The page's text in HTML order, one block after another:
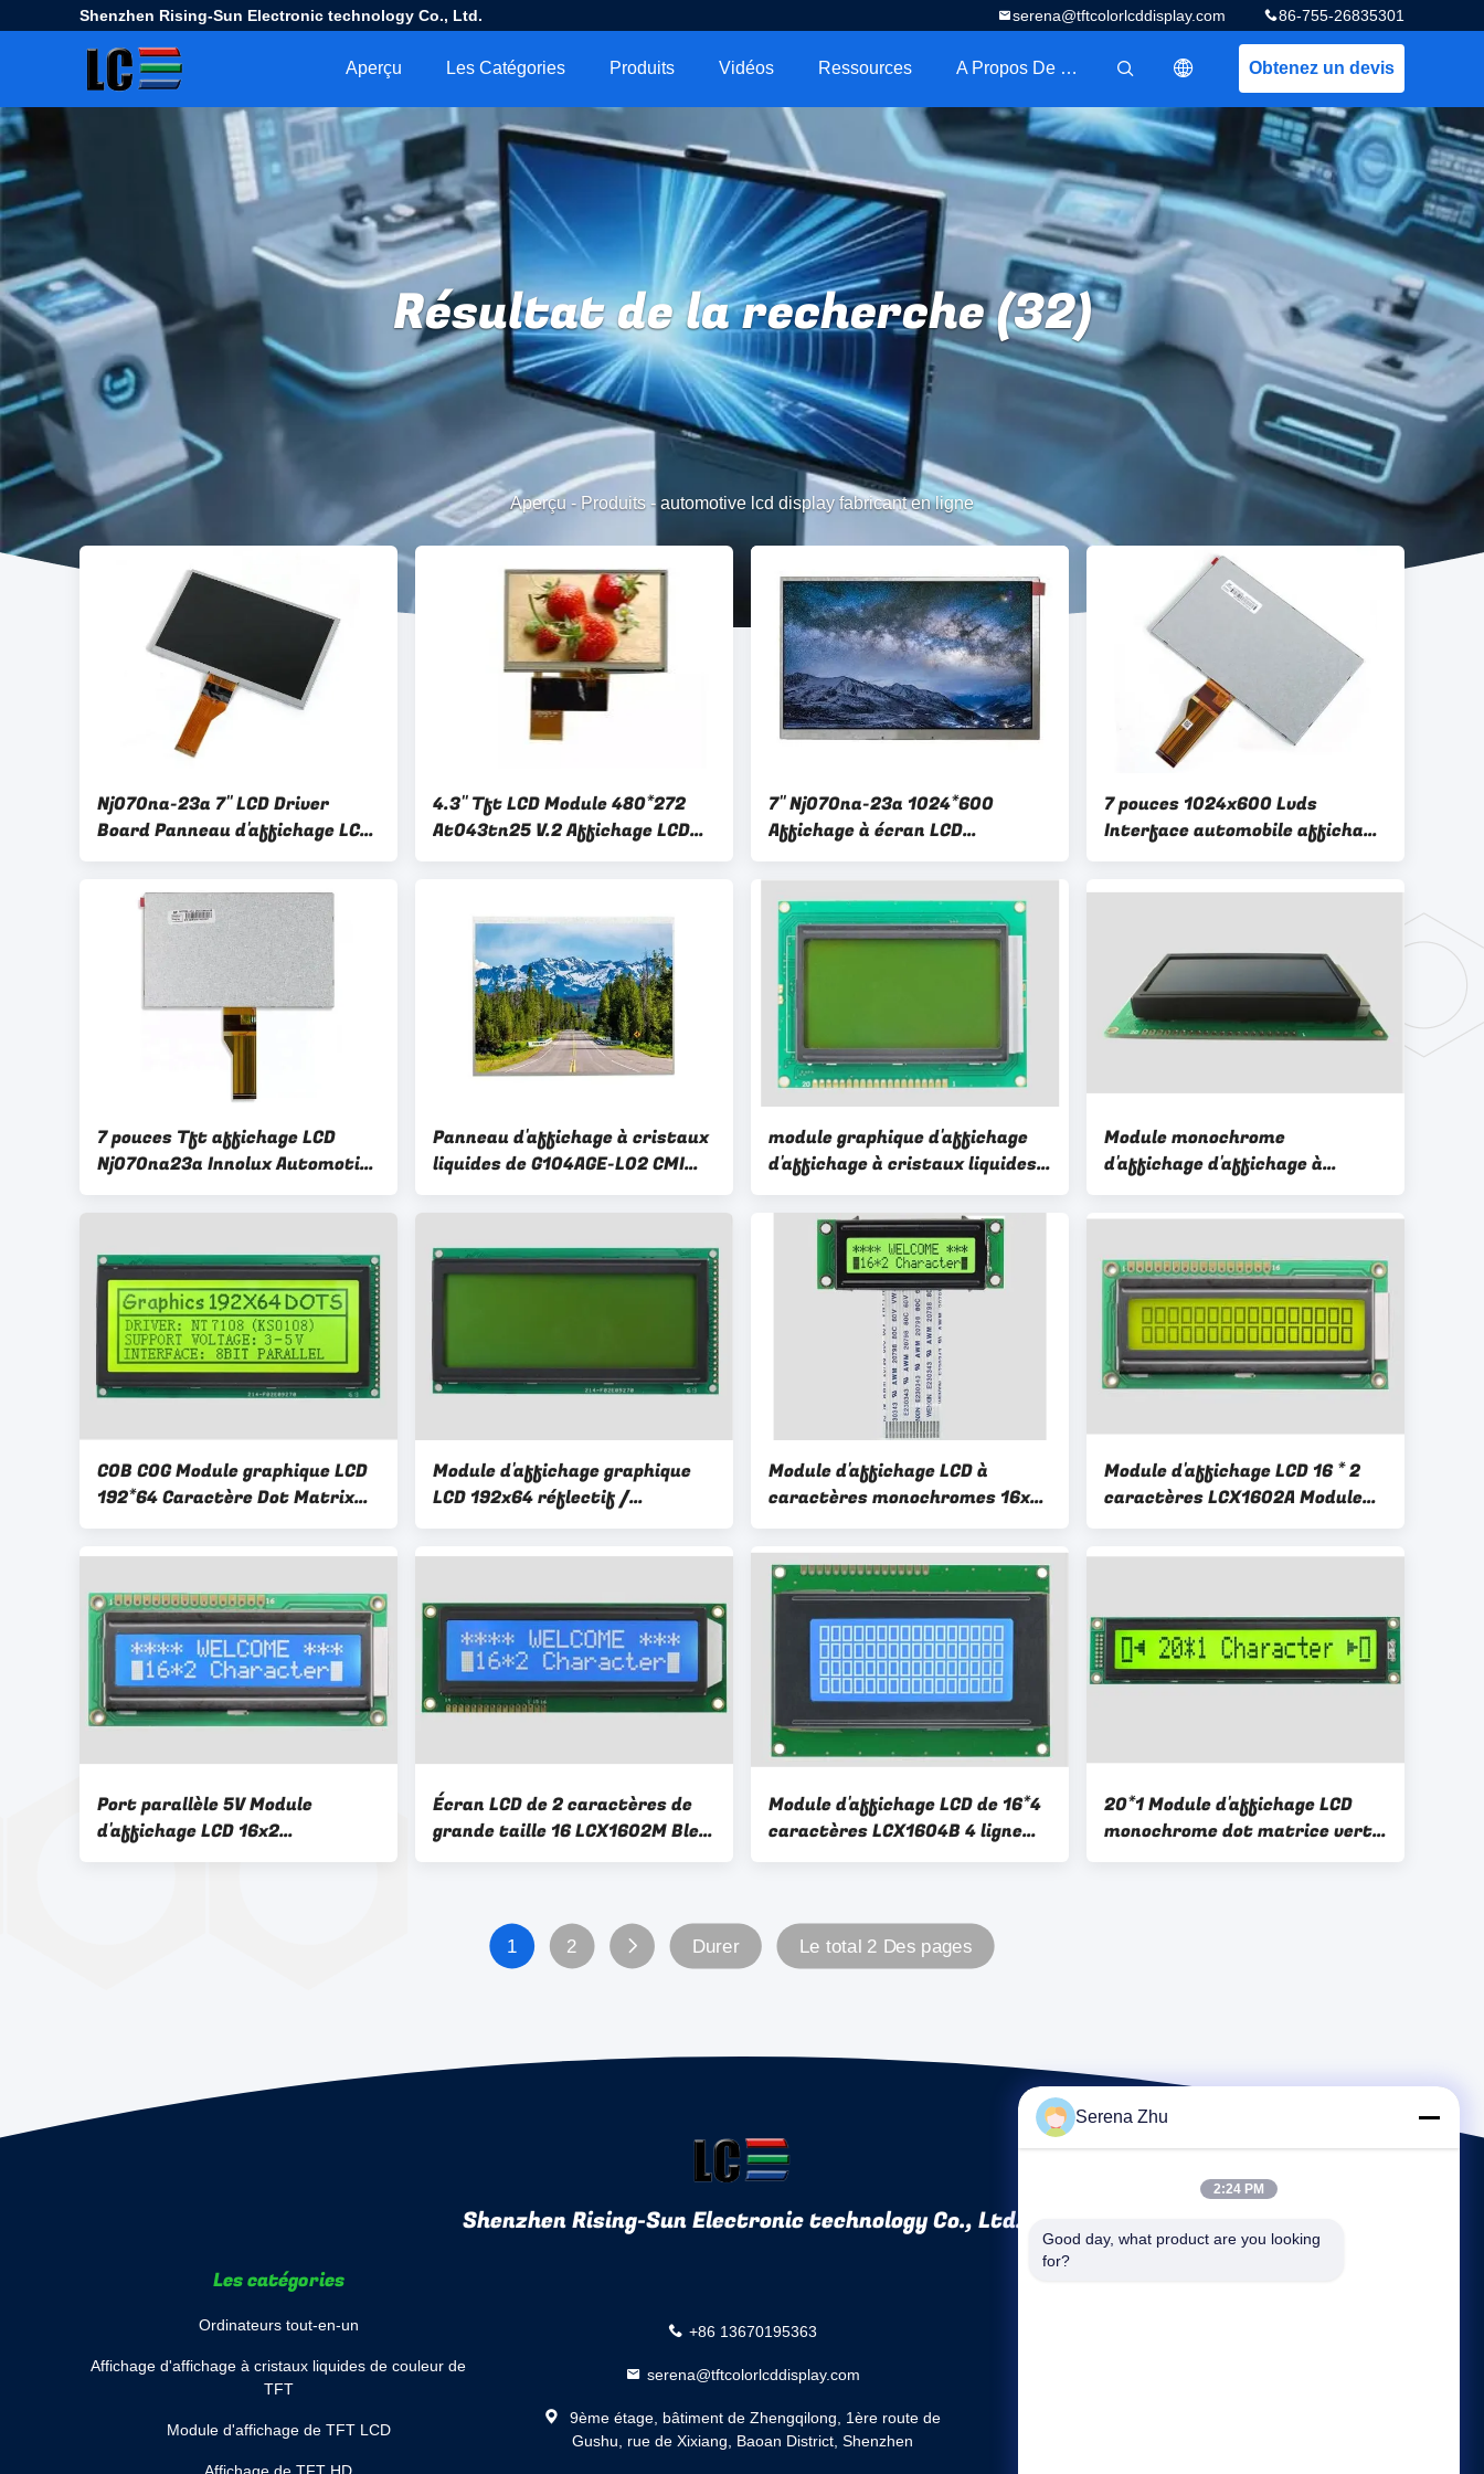
Shenzhen Rising-Sun Electronic technology Co., Ltd. 86-755-26835301
serena@tftcolorlcddisplay.com
Obtenez un devis
描述
Aperçu Les Catégories Produits Vidéos Ressources A Propos De Nous
Résultat de la recherche (32)
Aperçu - Produits - automotive lcd display fabricant en ligne
Nj070na-23a 7" LCD Driver
Board Panneau d'affichage LCD
automobile Interface à 50
4.3" Tft LCD Module 480*272
At043tn25 V.2 Affichage LCD
automobile 500 cd/ M2
7" Nj070na-23a 1024*600
Affichage à écran LCD
automobile 500cd/M2
7 pouces 1024x600 Lvds
Interface automobile affichage
LCD Résistance aux vibrations
7 pouces Tft affichage LCD
Nj070na23a Innolux Automotive
LCD panneau de commande 40
Panneau d'affichage à cristaux
liquides de G104AGE-L02 CMI
pour le panneau des véhicules à
cristaux liquides de voiture
module graphique d'affichage
d'affichage à cristaux liquides
d'alimentation de l'énergie 5V
avec la résolution 128*64
Module monochrome
d'affichage d'affichage à
cristaux liquides de Dot Matrix
Graphic avec le contre-jour
COB COG Module graphique LCD
192*64 Caractère Dot Matrix
Affichage LCD Rohs
Module d'affichage graphique
LCD 192x64 réflectif /
transflectif / transmissif
Module d'affichage LCD à
caractères monochromes 16x2
Jaune Vert rétroéclairé Couleur
Module d'affichage LCD 16 * 2
caractères LCX1602A Module
LCD monochrome Porte
parallèle 5V
Port parallèle 5V Module
d'affichage LCD 16x2
Monochrome Couleur de
Écran LCD de 2 caractères de
grande taille 16 LCX1602M Bleu
/ STN / Négatif / Transparence
Module d'affichage LCD de 16*4
caractères LCX1604B 4 ligne
Port parallèle de 16 caractères
20*1 Module d'affichage LCD
monochrome dot matrice vert
jaune rétroéclairage LCX201A
1 2 Durer Le total 2 Des pages
Shenzhen Rising-Sun Electronic technology Co., Ltd.
Les catégories
Ordinateurs tout-en-un
Affichage d'affichage à cristaux liquides de couleur de
TFT
Module d'affichage de TFT LCD
+86 13670195363
serena@tftcolorlcddisplay.com
9ème étage, bâtiment de Zhengqilong, 1ère route de
Gushu, rue de Xixiang, Baoan District, Shenzhen
Serena Zhu
2:24 PM
Good day, what product are you looking
for?